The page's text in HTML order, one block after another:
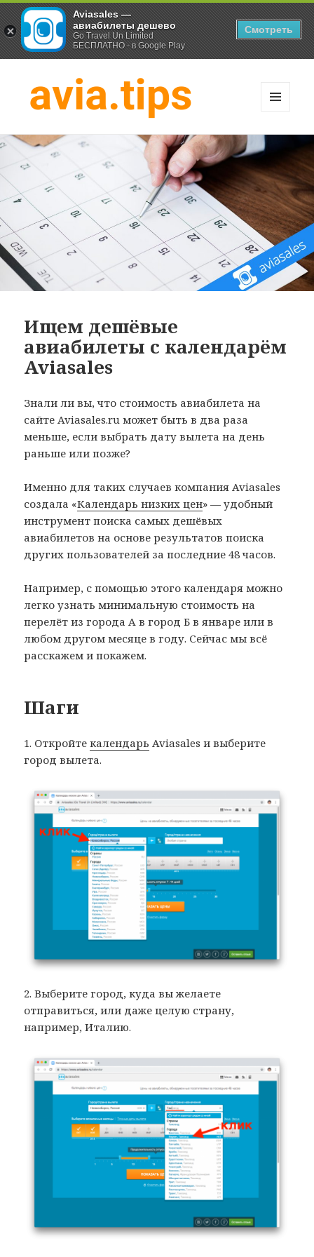
Хитрости экономных
путешественников
ВИДЖЕТЫ
Ищем дешёвые
авиабилеты с календарём
Aviasales
Знали ли вы, что стоимость авиабилета на
сайте Aviasales.ru может быть в два раза
меньше, если выбрать дату вылета на день
раньше или позже?
Именно для таких случаев компания Aviasales
создала «Календарь низких цен» — удобный
инструмент поиска самых дешёвых
авиабилетов на основе результатов поиска
других пользователей за последние 48 часов.
Например, с помощью этого календаря можно
легко узнать минимальную стоимость на
перелёт из города А в город Б в январе или в
любом другом месяце в году. Сейчас мы всё
расскажем и покажем.
Шаги
1. Откройтекалендарь Aviasales и выберите
город вылета.
2. Выберите город, куда вы желаете
отправиться, или даже целую страну,
например, Италию.
Aviasales —
авиабилеты дешево
Go Travel Un Limited
БЕСПЛАТНО - в Google Play
Смотреть